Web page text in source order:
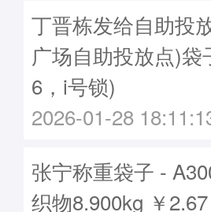
丁晋栋发给自助投
广场自助投放点)
6，i号锁)
2026-01-28
张宁称重袋子 -
织物8.900kg ￥2.67